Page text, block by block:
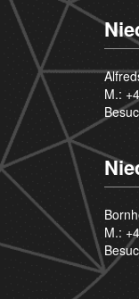
M.:
M.: